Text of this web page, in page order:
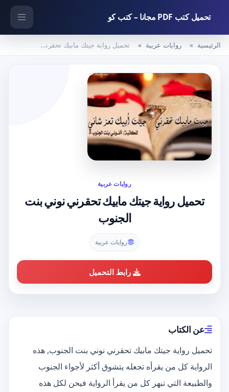
تحميل كتب PDF مجانا – كتب كو
الرئيسية روايات عربية تحميل رواية جيتك مابيك تحقرني نوني بنت الجنوب
روايات عربية
تحميل رواية جيتك مابيك تحقرني نوني بنت
الجنوب
روايات عربية
رابط التحميل
عن الكتاب
تحميل رواية جيتك مابيك تحقرني نوني بنت الجنوب, هذه
الرواية كل من يقرأه تجعله يتشوق أكثر لأجواء الجنوب
والطبيعة التي تبهر كل من يقرأ الرواية فيحن لكل هذه